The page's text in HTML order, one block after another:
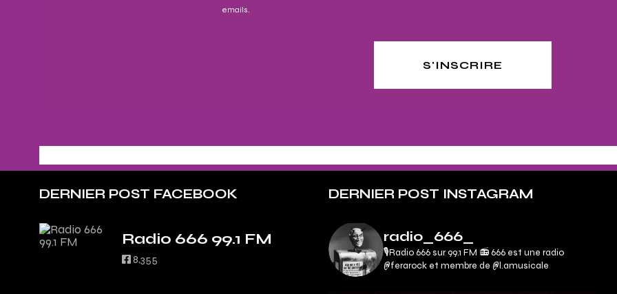
emails.
S'INSCRIRE
DERNIER POST FACEBOOK
Radio 666 99.1 FM
8,355
DERNIER POST INSTAGRAM
radio_666_
🎙Radio 666 sur 99.1 FM 📻666 est une radio
@ferarock et membre de @l.amusicale